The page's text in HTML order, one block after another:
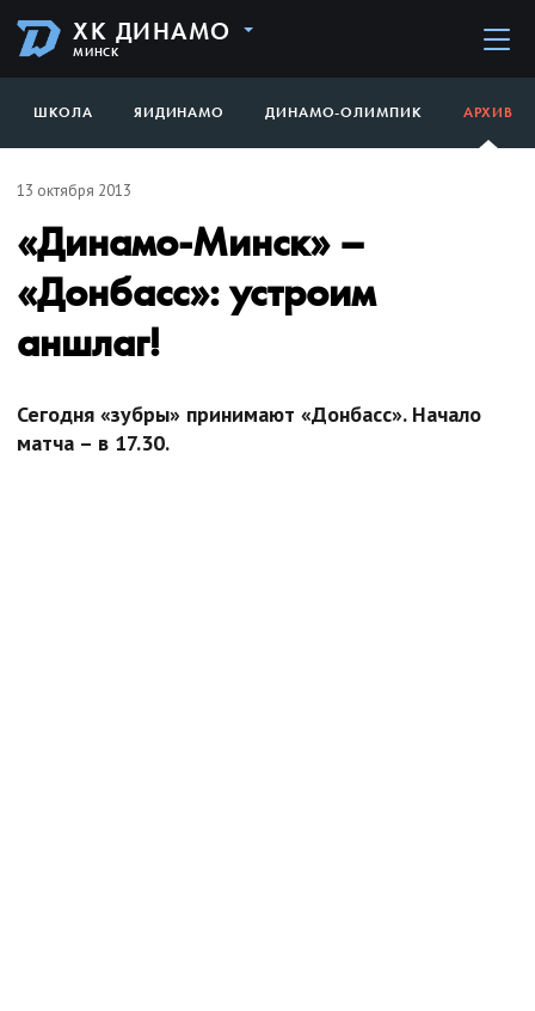
ХК ДИНАМО
МИНСК
ШКОЛА ЯИДИНАМО ДИНАМО-ОЛИМПИК АРХИВ
13 октября 2013
«Динамо-Минск» –
«Донбасс»: устроим
аншлаг!
Сегодня «зубры» принимают «Донбасс». Начало
матча – в 17.30.